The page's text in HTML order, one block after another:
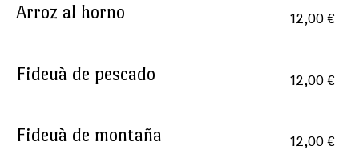
Arroz al horno 12,00 €
Fideuà de pescado 12,00 €
Fideuà de montaña 12,00 €